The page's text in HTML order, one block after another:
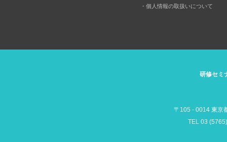
・個人情報の取扱いについて
研修セミ
〒105 - 0014 東京
TEL 03